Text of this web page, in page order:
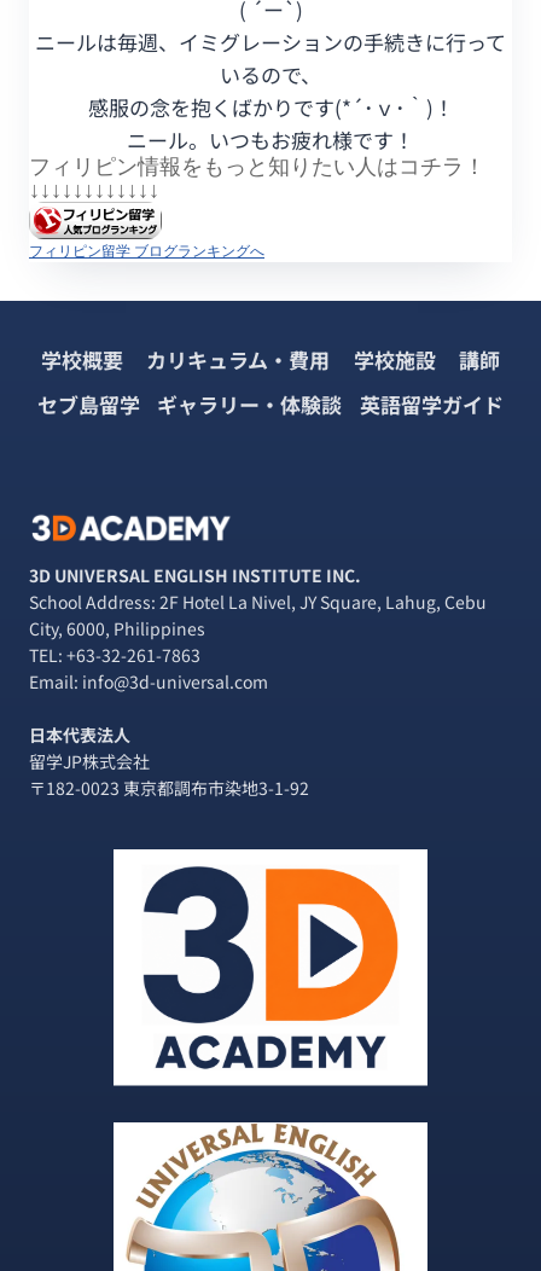
( ´ー`)
ニールは毎週、イミグレーションの手続きに行って
いるので、
感服の念を抱くばかりです(*´･ｖ･｀)！
ニール。いつもお疲れ様です！
フィリピン情報をもっと知りたい人はコチラ！
↓↓↓↓↓↓ ↓↓↓↓↓↓
フィリピン留学 ブログランキングへ
学校概要 カリキュラム・費用 学校施設
講師
セブ島留学 ギャラリー・体験談 英語留学ガイド
3D UNIVERSAL ENGLISH INSTITUTE INC.
School Address: 2F Hotel La Nivel, JY Square, Lahug, Cebu
City, 6000, Philippines
TEL: +63-32-261-7863
Email: info@3d-universal.com
日本代表法人
留学JP株式会社
〒182-0023 東京都調布市染地3-1-92